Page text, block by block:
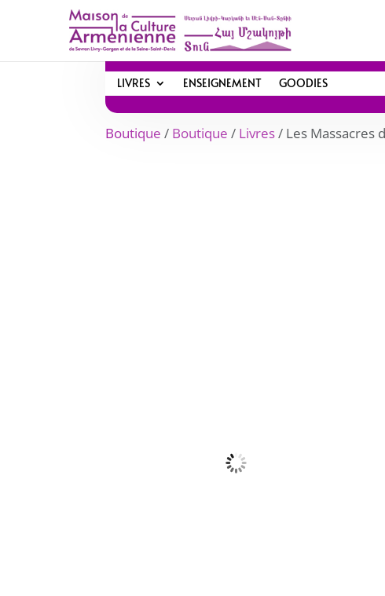
LIVRES ENSEIGNEMENT GOODIES
Boutique / Boutique / Livres/ Les Massacres